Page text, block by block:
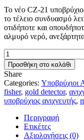
To νέο CZ-21
το τέλειο συνδυασμό
οτιδήποτε και
αλμυρό νερό,
ΝΕΟ!
FISHER
CZ-
21
ΥΠΟΒΡΥΧΙΟΣ
ΑΝΙΧΝΕΥΤΗΣ
ΜΕΤΑΛΛΩΝ
ποσότητα
Προσθήκη στο καλάθι
Share
Categories: Υποβρύχιοι
fisher, gold detector,
υποβρύχιος ανιχνευτής,
Περιγραφή
Ετικέτες
Αξιολογήσεις (0)